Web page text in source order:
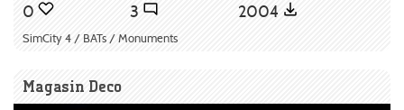
0 3 2004
SimCity 4 / BATs / Monuments
Magasin Deco